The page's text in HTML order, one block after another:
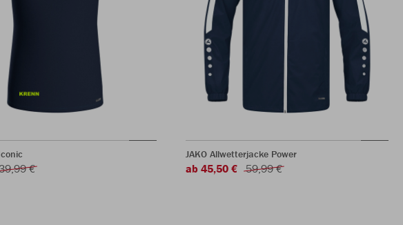
€
JAKO Allwetterjacke Power
ab 45,50 € 59,99 €